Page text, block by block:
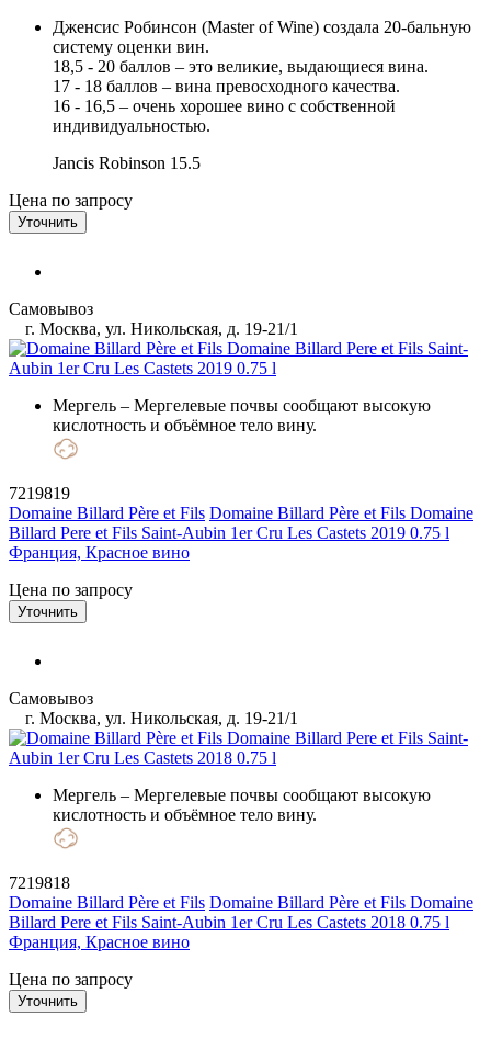
Дженсис Робинсон (Master of Wine) создала 20-бальную
систему оценки вин.
18,5 - 20 баллов – это великие, выдающиеся вина.
17 - 18 баллов – вина превосходного качества.
16 - 16,5 – очень хорошее вино с собственной
индивидуальностью.
Jancis Robinson 15.5
Цена по запросу
Уточнить
Самовывоз
г. Москва, ул. Никольская, д. 19-21/1
Мергель – Мергелевые почвы сообщают высокую
кислотность и объёмное тело вину.
7219819
Domaine Billard Père et Fils Domaine Billard Père et Fils Domaine
Billard Pere et Fils Saint-Aubin 1er Cru Les Castets 2019 0.75 l
Франция, Красное вино
Цена по запросу
Уточнить
Самовывоз
г. Москва, ул. Никольская, д. 19-21/1
Мергель – Мергелевые почвы сообщают высокую
кислотность и объёмное тело вину.
7219818
Domaine Billard Père et Fils Domaine Billard Père et Fils Domaine
Billard Pere et Fils Saint-Aubin 1er Cru Les Castets 2018 0.75 l
Франция, Красное вино
Цена по запросу
Уточнить